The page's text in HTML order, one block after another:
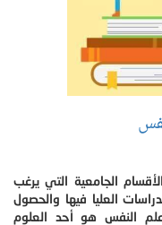
الجامعية التي يرغب
العليا فيها والحصول
النفس هو أحد العلوم